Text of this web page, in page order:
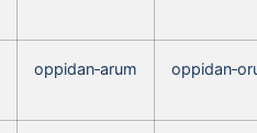
oppidan‑arum